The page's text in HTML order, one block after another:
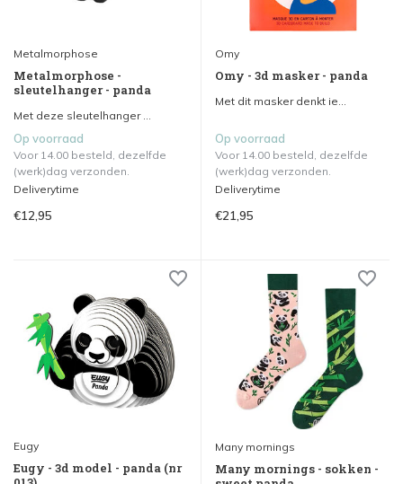
Metalmorphose
Metalmorphose -
sleutelhanger - panda
Met deze sleutelhanger ...
Op voorraad
Voor 14.00 besteld, dezelfde
(werk)dag verzonden.
Deliverytime
€12,95
Omy
Omy - 3d masker - panda
Met dit masker denkt ie...
Op voorraad
Voor 14.00 besteld, dezelfde
(werk)dag verzonden.
Deliverytime
€21,95
Eugy
Eugy - 3d model - panda (nr
Many mornings
Many mornings - sokken -